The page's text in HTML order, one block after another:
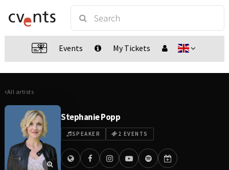
Events My Tickets
All artists
Stephanie Popp
SPEAKER 2 EVENTS